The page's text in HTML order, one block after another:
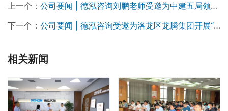
上一个： 公司要闻 | 德泓咨询刘鹏老师受邀为中建五局领航班做城市更新主题培训
下一个： 公司要闻 | 德泓咨询受邀为洛龙区龙腾集团开展“十五五期间”项目谋划与融资创新专题培训
相关新闻